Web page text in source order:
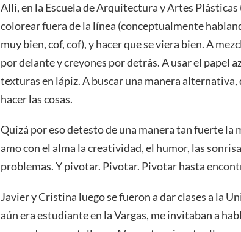
Allí, en la Escuela de Arquitectura y Artes Plásticas
colorear fuera de la línea (conceptualmente
muy bien, cof, cof), y hacer que se viera bien. A
por delante y creyones por detrás. A usar el papel
texturas en lápiz. A buscar una manera
hacer las cosas.
Quizá por eso detesto de una manera tan fuerte la
amo con el alma la creatividad, el humor, las
problemas. Y pivotar. Pivotar. Pivotar hasta
Javier y Cristina luego se fueron a dar clases a la
aún era estudiante en la Vargas, me invitaban a